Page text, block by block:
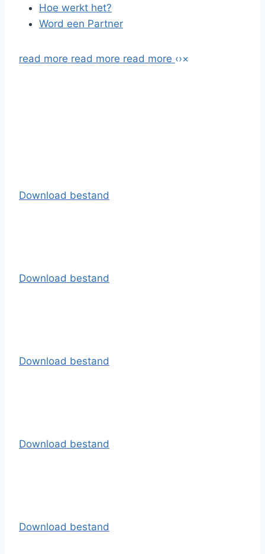
Hoe werkt het?
Word een Partner
read more read more read more ‹›×
Download bestand
Download bestand
Download bestand
Download bestand
Download bestand